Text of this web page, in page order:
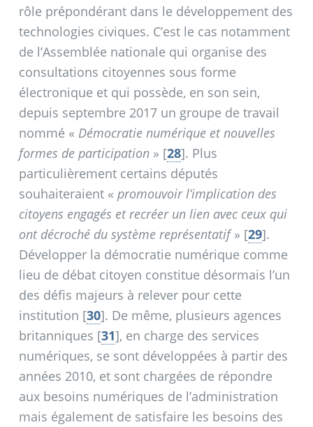
rôle prépondérant dans le développement des
technologies civiques. C’est le cas notamment
de l’Assemblée nationale qui organise des
consultations citoyennes sous forme
électronique et qui possède, en son sein,
depuis septembre 2017 un groupe de travail
nommé « Démocratie numérique et nouvelles
formes de participation » [28]. Plus
particulièrement certains députés
souhaiteraient « promouvoir l’implication des
citoyens engagés et recréer un lien avec ceux qui
ont décroché du système représentatif » [29].
Développer la démocratie numérique comme
lieu de débat citoyen constitue désormais l’un
des défis majeurs à relever pour cette
institution [30]. De même, plusieurs agences
britanniques [31], en charge des services
numériques, se sont développées à partir des
années 2010, et sont chargées de répondre
aux besoins numériques de l’administration
mais également de satisfaire les besoins des